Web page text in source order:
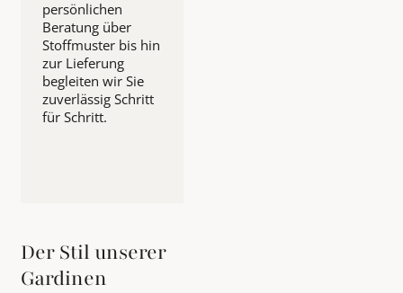
persönlichen
Beratung über
Stoffmuster bis hin
zur Lieferung
begleiten wir Sie
zuverlässig Schritt
für Schritt.
Der Stil unserer
Gardinen